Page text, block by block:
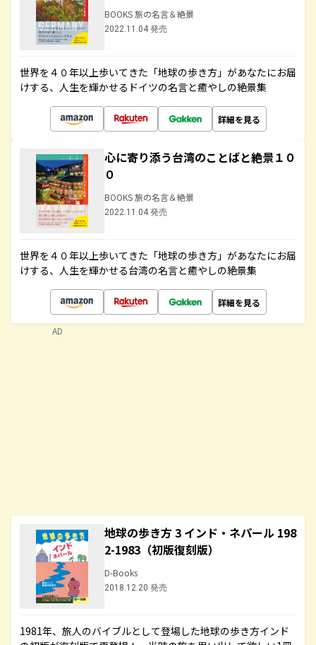
BOOKS 旅の名言＆絶景
2022.11.04 発売
世界を４０年以上歩いてきた「地球の歩き方」があなたにお届
けする、人生を輝かせるドイツの名言と癒やしの絶景集
詳細を見る
心に寄り添う台湾のことばと絶景１０
０
BOOKS 旅の名言＆絶景
2022.11.04 発売
世界を４０年以上歩いてきた「地球の歩き方」があなたにお届
けする、人生を輝かせる台湾の名言と癒やしの絶景集
詳細を見る
地球の歩き方 3 インド・ネパール 198
2-1983（初版復刻版）
D-Books
2018.12.20 発売
1981年、旅人のバイブルとして登場した地球の歩き方インド
AD